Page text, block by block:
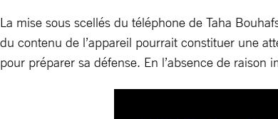
La mise sous scellés du téléphone de Taha
du contenu de l’appareil pourrait constituer une
pour préparer sa défense. En l’absence de